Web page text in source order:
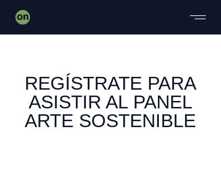
REGÍSTRATE PARA
ASISTIR AL PANEL
ARTE SOSTENIBLE